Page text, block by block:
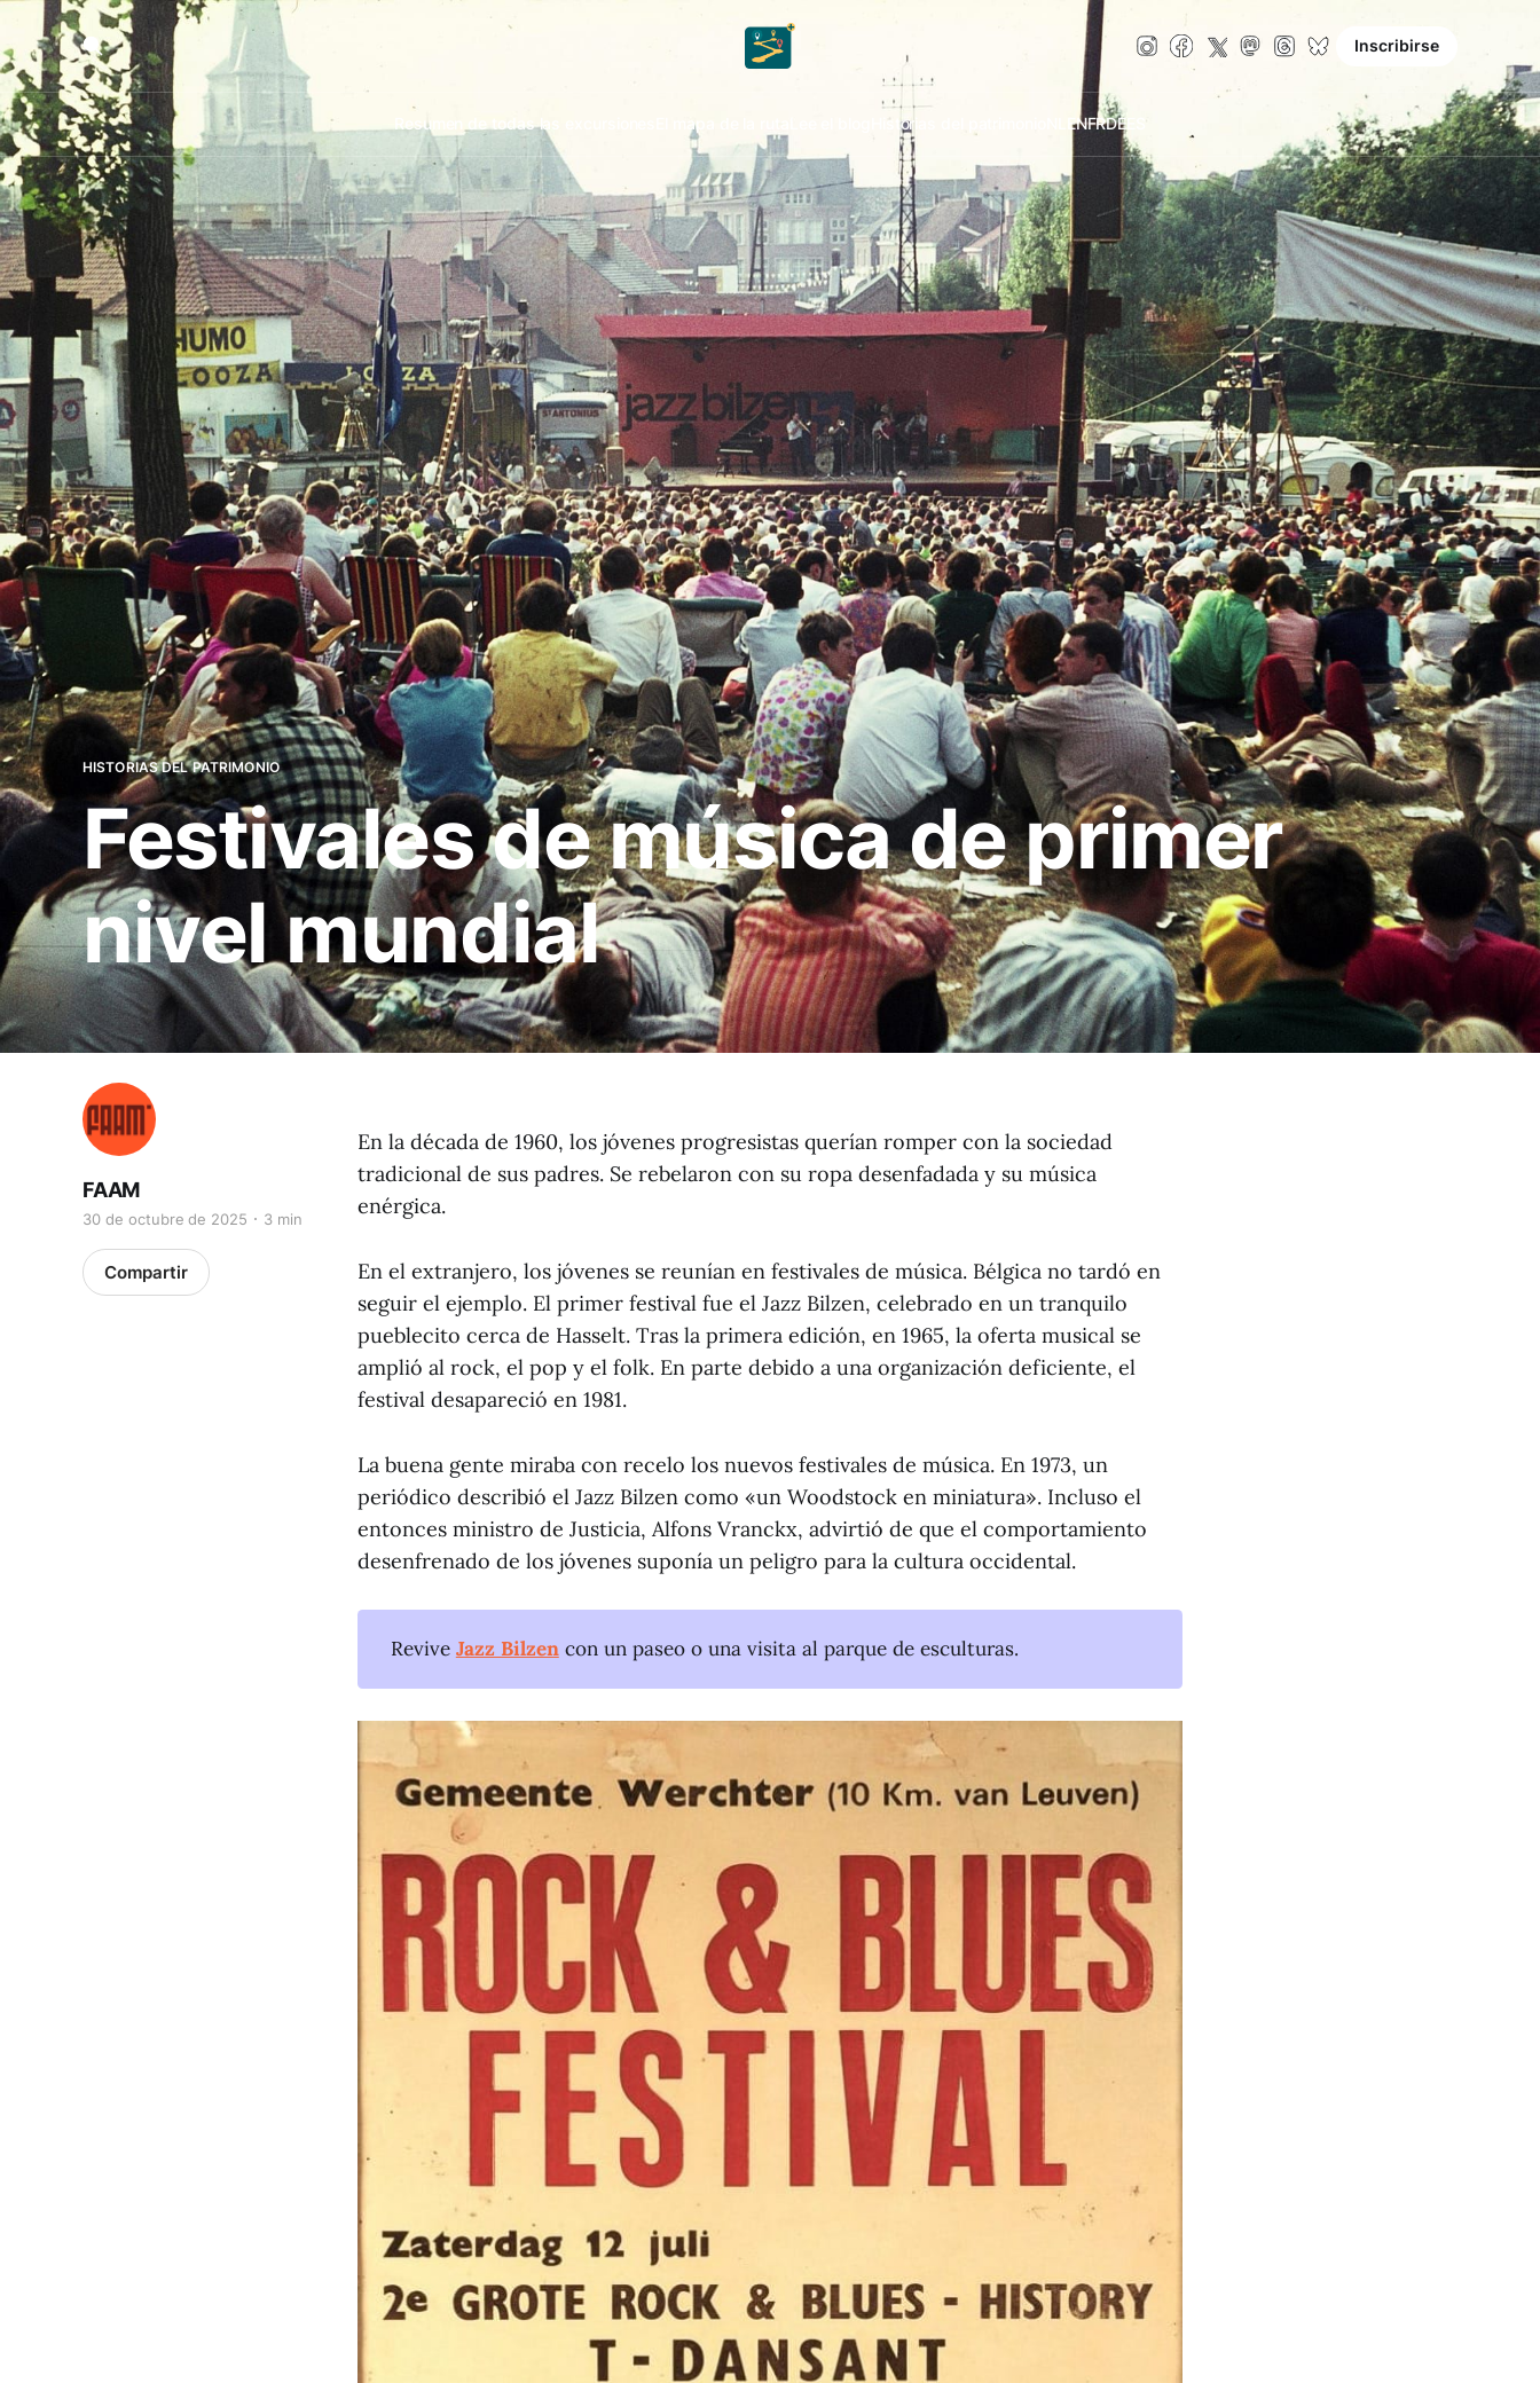
Resumen de todas las excursiones El mapa de la ruta Historias del patrimonio ENFRDE
Inscribirse
HISTORIAS DEL PATRIMONIO
Festivales de música de primer
nivel mundial
FAAM
30 de octubre de 2025 3 min
Compartir
En la década de 1960, los jóvenes progresistas querían romper con la sociedad
tradicional de sus padres. Se rebelaron con su ropa desenfadada y su música
enérgica.
En el extranjero, los jóvenes se reunían en festivales de música. Bélgica no tardó en
seguir el ejemplo. El primer festival fue el Jazz Bilzen, celebrado en un tranquilo
pueblecito cerca de Hasselt. Tras la primera edición, en 1965, la oferta musical se
amplió al rock, el pop y el folk. En parte debido a una organización deficiente, el
festival desapareció en 1981.
La buena gente miraba con recelo los nuevos festivales de música. En 1973, un
periódico describió el Jazz Bilzen como «un Woodstock en miniatura». Incluso el
entonces ministro de Justicia, Alfons Vranckx, advirtió de que el comportamiento
desenfrenado de los jóvenes suponía un peligro para la cultura occidental.
Revive Jazz Bilzencon un paseo o una visita al parque de esculturas.